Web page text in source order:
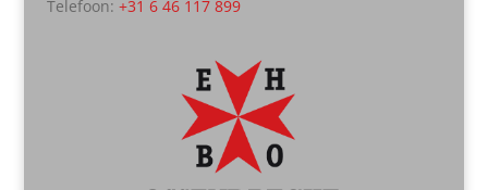
Telefoon: +31 6 46 117 899